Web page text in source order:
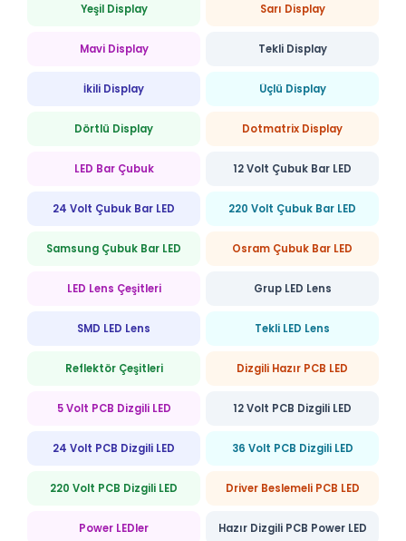
Yeşil Display Sarı Display
Mavi Display Tekli Display
İkili Display Üçlü Display
Dörtlü Display Dotmatrix Display
LED Bar Çubuk 12 Volt Çubuk Bar LED
24 Volt Çubuk Bar LED 220 Volt Çubuk Bar LED
Samsung Çubuk Bar LED Osram Çubuk Bar LED
LED Lens Çeşitleri Grup LED Lens
SMD LED Lens Tekli LED Lens
Reflektör Çeşitleri Dizgili Hazır PCB LED
5 Volt PCB Dizgili LED 12 Volt PCB Dizgili LED
24 Volt PCB Dizgili LED 36 Volt PCB Dizgili LED
220 Volt PCB Dizgili LED Driver Beslemeli PCB LED
Power LEDler Hazır Dizgili PCB Power LED